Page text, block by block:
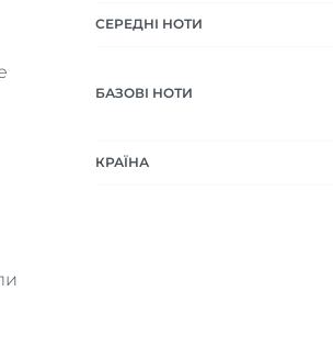
СЕРЕДНІ НОТИ
БАЗОВІ НОТИ
КРАЇНА